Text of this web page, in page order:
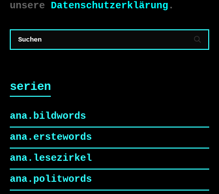
unsere Datenschutzerklärung .
serien
ana.bildwords
ana.erstewords
ana.lesezirkel
ana.politwords